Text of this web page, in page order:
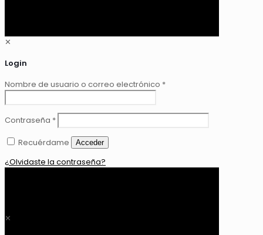
✕
Login
Nombre de usuario o correo electrónico *
Contraseña *
Recuérdame
Acceder
¿Olvidaste la contraseña?
✕